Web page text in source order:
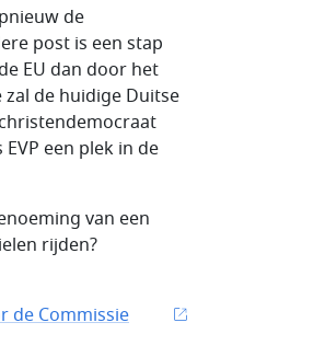
de
post is een stap
EU dan door het
de huidige Duitse
een plek in de
van een
rijden?
de Commissie